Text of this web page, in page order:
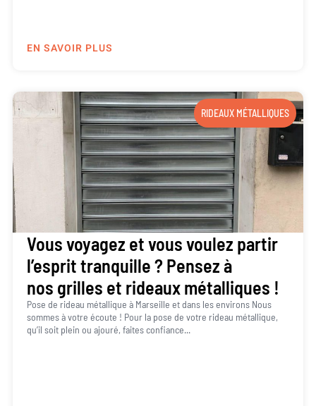
EN SAVOIR PLUS
RIDEAUX MÉTALLIQUES
Vous voyagez et vous voulez partir
l’esprit tranquille ? Pensez à
nos grilles et rideaux métalliques !
Pose de rideau métallique à Marseille et dans les environs Nous
sommes à votre écoute ! Pour la pose de votre rideau métallique,
qu’il soit plein ou ajouré, faites confiance...